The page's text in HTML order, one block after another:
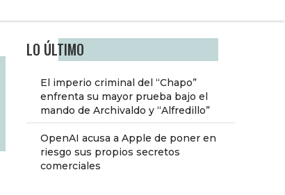
LO ÚLTIMO
El imperio criminal del “Chapo”
enfrenta su mayor prueba bajo el
mando de Archivaldo y “Alfredillo”
OpenAI acusa a Apple de poner en
riesgo sus propios secretos
comerciales